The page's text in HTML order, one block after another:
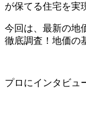
が保てる住宅を実
今回は、最新の地
徹底調査！地価の
プロにインタビュ